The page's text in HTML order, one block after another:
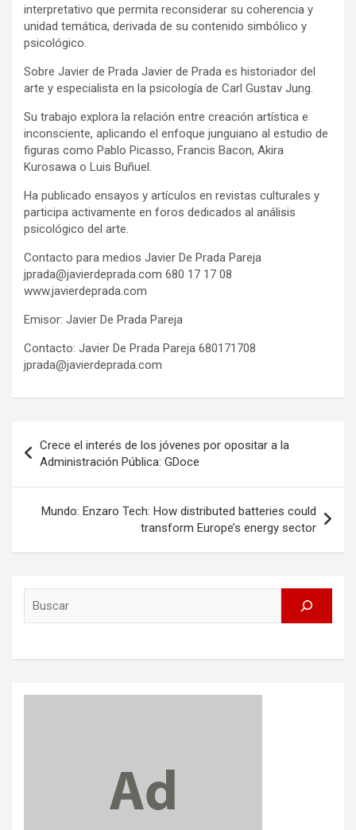
interpretativo que permita reconsiderar su coherencia y
unidad temática, derivada de su contenido simbólico y
psicológico.
Sobre Javier de Prada Javier de Prada es historiador del
arte y especialista en la psicología de Carl Gustav Jung.
Su trabajo explora la relación entre creación artística e
inconsciente, aplicando el enfoque junguiano al estudio de
figuras como Pablo Picasso, Francis Bacon, Akira
Kurosawa o Luis Buñuel.
Ha publicado ensayos y artículos en revistas culturales y
participa activamente en foros dedicados al análisis
psicológico del arte.
Contacto para medios Javier De Prada Pareja
jprada@javierdeprada.com 680 17 17 08
www.javierdeprada.com
Emisor: Javier De Prada Pareja
Contacto: Javier De Prada Pareja 680171708
jprada@javierdeprada.com
navigation
Crece el interés de los jóvenes por opositar a la
Administración Pública: GDoce
Mundo: Enzaro Tech: How distributed batteries could
transform Europe’s energy sector